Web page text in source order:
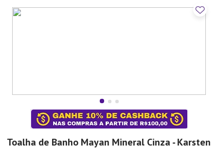
Toalha de Banho Mayan Mineral Cinza - Karsten
2º
Panelas
7º
Copo
Aparelho Jantar
Lixeira
10º Panela Pressão